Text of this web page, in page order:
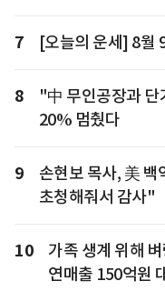
7 [오늘의 운세] 8월
8
"中 무인공장과
20% 멈췄다
9
손현보 목사, 美
초청해줘서 감사"
10
가족 생계 위해
연매출 150억원